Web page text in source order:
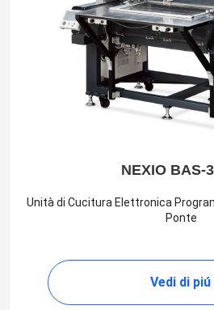
NEXIO BAS-
Unità di Cucitura Elettronica
Ponte
Vedi di piú